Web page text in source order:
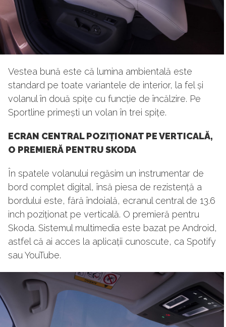
Vestea bună este că lumina ambientală este
standard pe toate variantele de interior, la fel și
volanul în două spițe cu funcție de încălzire. Pe
Sportline primești un volan în trei spițe.
ECRAN CENTRAL POZIȚIONAT PE VERTICALĂ,
O PREMIERĂ PENTRU SKODA
În spatele volanului regăsim un instrumentar de
bord complet digital, însă piesa de rezistență a
bordului este, fără îndoială, ecranul central de 13.6
inch poziționat pe verticală. O premieră pentru
Skoda. Sistemul multimedia este bazat pe Android,
astfel că ai acces la aplicații cunoscute, ca Spotify
sau YouTube.